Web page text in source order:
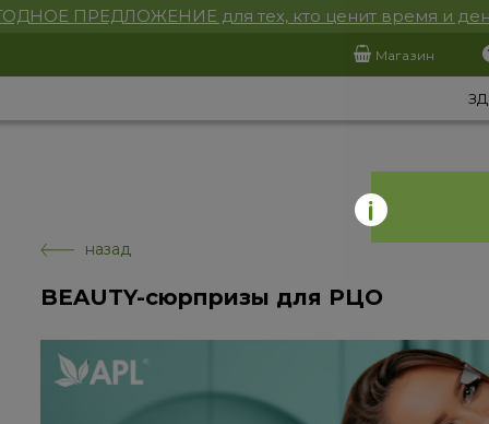
ПРЕДЛОЖЕНИЕ для тех, кто ценит время и
Магазин
назад
BEAUTY-сюрпризы для РЦО